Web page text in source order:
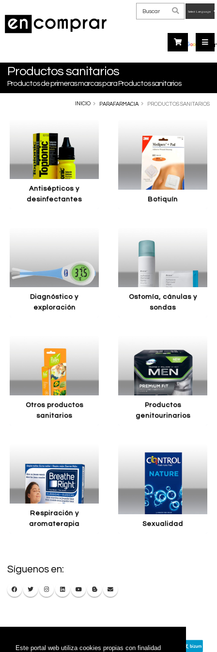
Este portal web utiliza cookies propias con finalidad
by
Productos sanitarios
Productos de primeras marcas para Productos sanitarios
INICIO PARAFARMACIA PRODUCTOS SANITARIOS
antisépticos y
desinfectantes
botiquín
diagnóstico y
exploración
ostomía, cánulas y
sondas
otros productos
sanitarios
productos
genitourinarios
respiración y
aromaterapia
sexualidad
Síguenos en: